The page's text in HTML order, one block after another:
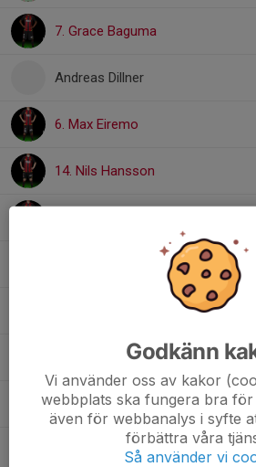
7. Grace Baguma
Andreas Dillner
6. Max Eiremo
14. Nils Hansson
2. Viggo Wärmefors
Malte Öhrman
17. Sigge Öhrnell
Godkänn
Vi använder oss av kakor
webbplats ska fungera bra för
även för webbanalys i syfte
förbättra våra
Så använder vi